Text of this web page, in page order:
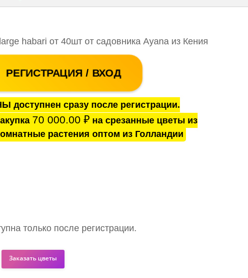
habari от 40шт от садовника Ayana из Кения
РЕГИСТРАЦИЯ / ВХОД
доступнен сразу после регистрации.
70 000.00 ₽на срезанные цветы из
растения оптом из Голландии
только после регистрации.
Заказать цветы